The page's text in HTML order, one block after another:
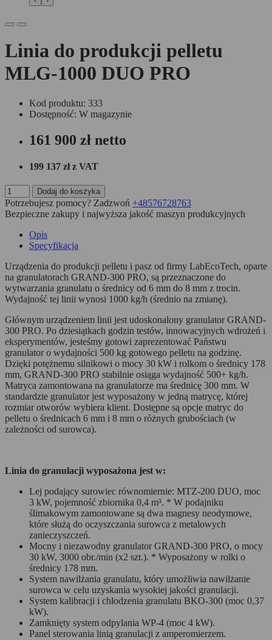
Linia do produkcji pelletu
MLG-1000 DUO PRO
Kod produktu: 333
Dostępność: W magazynie
161 900 zł netto
199 137 złz VAT
Dodaj do koszyka
Potrzebujesz pomocy? Zadzwoń +48576728763
Bezpieczne zakupy i najwyższa jakość maszyn produkcyjnych
Opis
Specyfikacja
Urządzenia do produkcji pelletu i pasz od firmy LabEcoTech, oparte
na granulatorach GRAND-300 PRO, są przeznaczone do
wytwarzania granulatu o średnicy od 6 mm do 8 mm z trocin.
Wydajność tej linii wynosi 1000 kg/h (średnio na zmianę).
Głównym urządzeniem linii jest udoskonalony granulator GRAND-
300 PRO. Po dziesiątkach godzin testów, innowacyjnych wdrożeń i
eksperymentów, jesteśmy gotowi zaprezentować Państwu
granulator o wydajności 500 kg gotowego pelletu na godzinę.
Dzięki potężnemu silnikowi o mocy 30 kW i rolkom o średnicy 178
mm, GRAND-300 PRO stabilnie osiąga wydajność 500+ kg/h.
Matryca zamontowana na granulatorze ma średnicę 300 mm. W
standardzie granulator jest wyposażony w jedną matrycę, której
rozmiar otworów wybiera klient. Dostępne są opcje matryc do
pelletu o średnicach 6 mm i 8 mm o różnych grubościach (w
zależności od surowca).
Linia do granulacji wyposażona jest w:
Lej podający surowiec równomiernie: MTZ-200 DUO, moc
3 kW, pojemność zbiornika 0,4 m³. * W podajniku
ślimakowym zamontowane są dwa magnesy neodymowe,
które służą do oczyszczania surowca z metalowych
zanieczyszczeń.
Mocny i niezawodny granulator GRAND-300 PRO, o mocy
30 kW, 3000 obr./min (x2 szt.). * Wyposażony w rolki o
średnicy 178 mm.
System nawilżania granulatu, który umożliwia nawilżanie
surowca w celu uzyskania wysokiej jakości granulacji.
System kalibracji i chłodzenia granulatu BKO-300 (moc 0,37
kW).
Zamknięty system odpylania WP-4 (moc 4 kW).
Panel sterowania linią granulacji z amperomierzem.